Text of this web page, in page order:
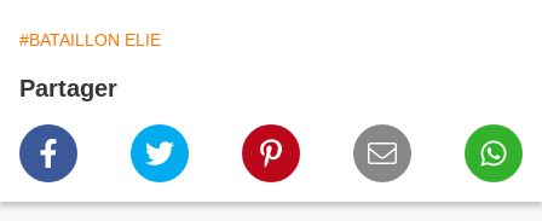
#BATAILLON ELIE
Partager